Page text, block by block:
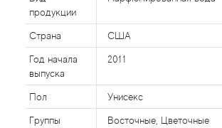
продукции
Страна США
Год начала
выпуска
2011
Пол Унисекс
Группы
Восточные, Цветочные
Affinessence
Afnan
Agatha Ruiz de la Prada
Agent Provocateur